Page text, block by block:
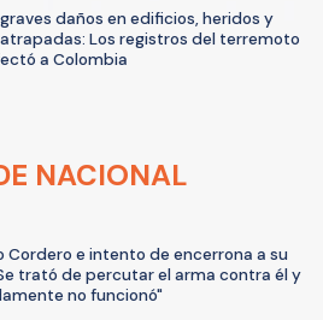
daños en edificios, heridos y
Los registros del terremoto
a Colombia
NACIONAL
Cordero e intento de encerrona a su
trató de percutar el arma contra él y
no funcionó"